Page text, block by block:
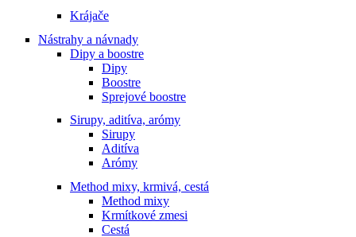
Krájače
Nástrahy a návnady
Dipy a boostre
Dipy
Boostre
Sprejové boostre
Sirupy, aditíva, arómy
Sirupy
Aditíva
Arómy
Method mixy, krmivá, cestá
Method mixy
Krmítkové zmesi
Cestá